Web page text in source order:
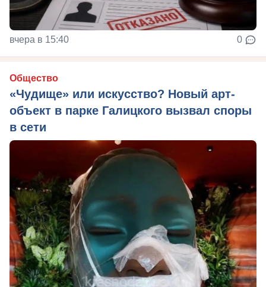
вчера в 15:40 0
Общество
«Чудище» или искусство? Новый арт-
объект в парке Галицкого вызвал споры
в сети